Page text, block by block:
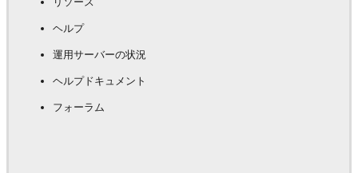
ヘルプ
運用サーバーの状況
ヘルプドキュメント
フォーラム